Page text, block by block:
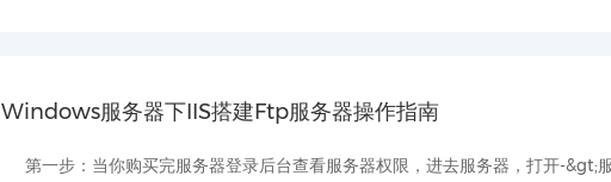
Windows服务器下IIS搭建Ftp服务器操作指南
第一步：当你购买完服务器登录后台查看服务器权限，进去服务器，打开-&gt;